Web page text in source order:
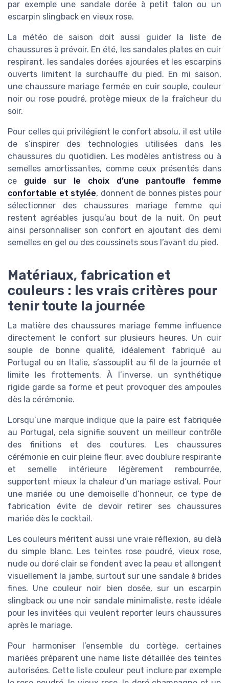
par exemple une sandale dorée à petit talon ou un
escarpin slingback en vieux rose.
La météo de saison doit aussi guider la liste de
chaussures à prévoir. En été, les sandales plates en cuir
respirant, les sandales dorées ajourées et les escarpins
ouverts limitent la surchauffe du pied. En mi saison,
une chaussure mariage fermée en cuir souple, couleur
noir ou rose poudré, protège mieux de la fraîcheur du
soir.
Pour celles qui privilégient le confort absolu, il est utile
de s’inspirer des technologies utilisées dans les
chaussures du quotidien. Les modèles antistress ou à
semelles amortissantes, comme ceux présentés dans
ce guide sur le choix d’une pantoufle femme
confortable et stylée, donnent de bonnes pistes pour
sélectionner des chaussures mariage femme qui
restent agréables jusqu’au bout de la nuit. On peut
ainsi personnaliser son confort en ajoutant des demi
semelles en gel ou des coussinets sous l’avant du pied.
Matériaux, fabrication et
couleurs : les vrais critères pour
tenir toute la journée
La matière des chaussures mariage femme influence
directement le confort sur plusieurs heures. Un cuir
souple de bonne qualité, idéalement fabriqué au
Portugal ou en Italie, s’assouplit au fil de la journée et
limite les frottements. À l’inverse, un synthétique
rigide garde sa forme et peut provoquer des ampoules
dès la cérémonie.
Lorsqu’une marque indique que la paire est fabriquée
au Portugal, cela signifie souvent un meilleur contrôle
des finitions et des coutures. Les chaussures
cérémonie en cuir pleine fleur, avec doublure respirante
et semelle intérieure légèrement rembourrée,
supportent mieux la chaleur d’un mariage estival. Pour
une mariée ou une demoiselle d’honneur, ce type de
fabrication évite de devoir retirer ses chaussures
mariée dès le cocktail.
Les couleurs méritent aussi une vraie réflexion, au delà
du simple blanc. Les teintes rose poudré, vieux rose,
nude ou doré clair se fondent avec la peau et allongent
visuellement la jambe, surtout sur une sandale à brides
fines. Une couleur noir bien dosée, sur un escarpin
slingback ou une noir sandale minimaliste, reste idéale
pour les invitées qui veulent reporter leurs chaussures
après le mariage.
Pour harmoniser l’ensemble du cortège, certaines
mariées préparent une name liste détaillée des teintes
autorisées. Cette liste couleur peut inclure par exemple